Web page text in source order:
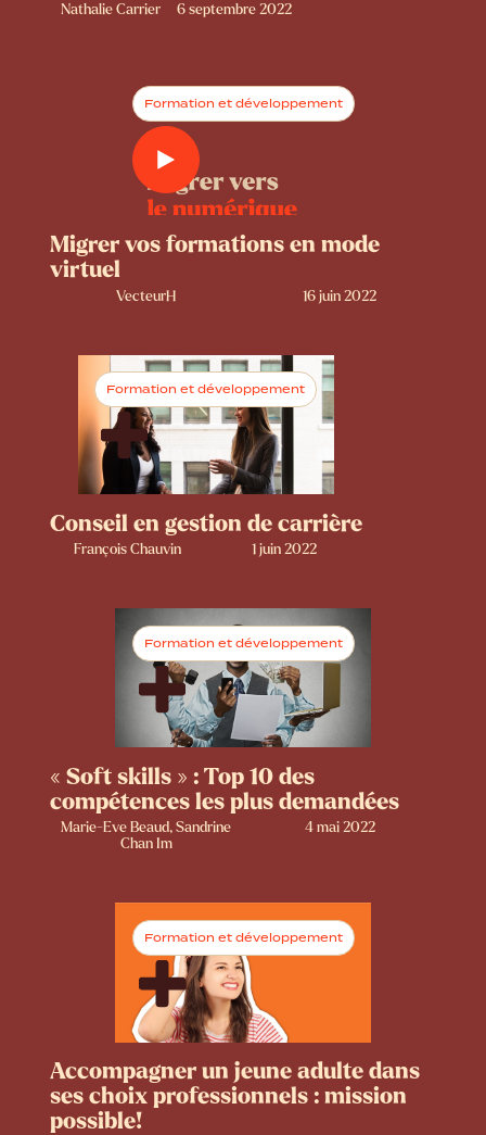
Nathalie Carrier 6 septembre 2022
Formation et développement
Migrer vos formations en mode
virtuel
VecteurH 16 juin 2022
Formation et développement
Conseil en gestion de carrière
François Chauvin 1 juin 2022
Formation et développement
« Soft skills » : Top 10 des
compétences les plus demandées
Marie-Eve Beaud, Sandrine
Chan Im
4 mai 2022
Formation et développement
Accompagner un jeune adulte dans
ses choix professionnels : mission
possible!